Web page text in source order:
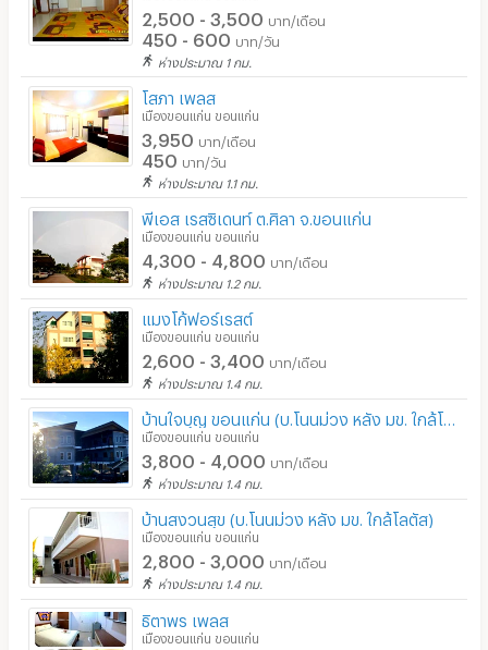
2,500 - 3,500 บาท/เดือน
450 - 600 บาท/วัน
ห่างประมาณ 1 กม.
โสภา เพลส
เมืองขอนแก่น ขอนแก่น
3,950 บาท/เดือน
450 บาท/วัน
ห่างประมาณ 1.1 กม.
พีเอส เรสซิเดนท์ ต.ศิลา จ.ขอนแก่น
เมืองขอนแก่น ขอนแก่น
4,300 - 4,800 บาท/เดือน
ห่างประมาณ 1.2 กม.
แมงโก้ฟอร์เรสต์
เมืองขอนแก่น ขอนแก่น
2,600 - 3,400 บาท/เดือน
ห่างประมาณ 1.4 กม.
เมืองขอนแก่น ขอนแก่น
3,800 - 4,000 บาท/เดือน
ห่างประมาณ 1.4 กม.
บ้านสงวนสุข (บ.โนนม่วง หลัง มข. ใกล้โลตัส)
เมืองขอนแก่น ขอนแก่น
2,800 - 3,000 บาท/เดือน
ห่างประมาณ 1.4 กม.
ธิตาพร เพลส
เมืองขอนแก่น ขอนแก่น